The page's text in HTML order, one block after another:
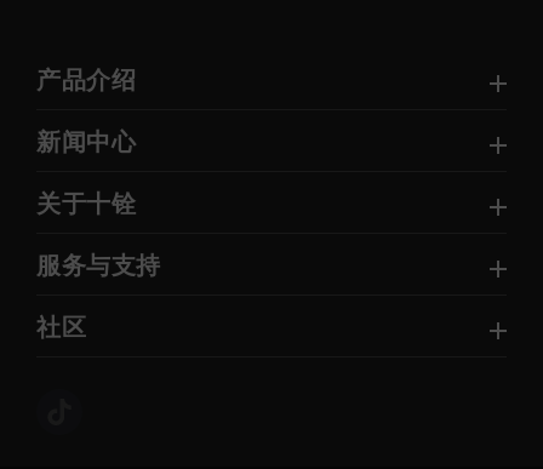
产品介绍
新闻中心
关于十铨
服务与支持
社区